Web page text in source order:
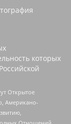
которых
Открытое
Американо-